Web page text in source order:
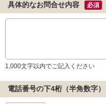
具体的なお問合せ内容 必須
1,000文字以内でご記入ください
電話番号の下4桁（半角数字）